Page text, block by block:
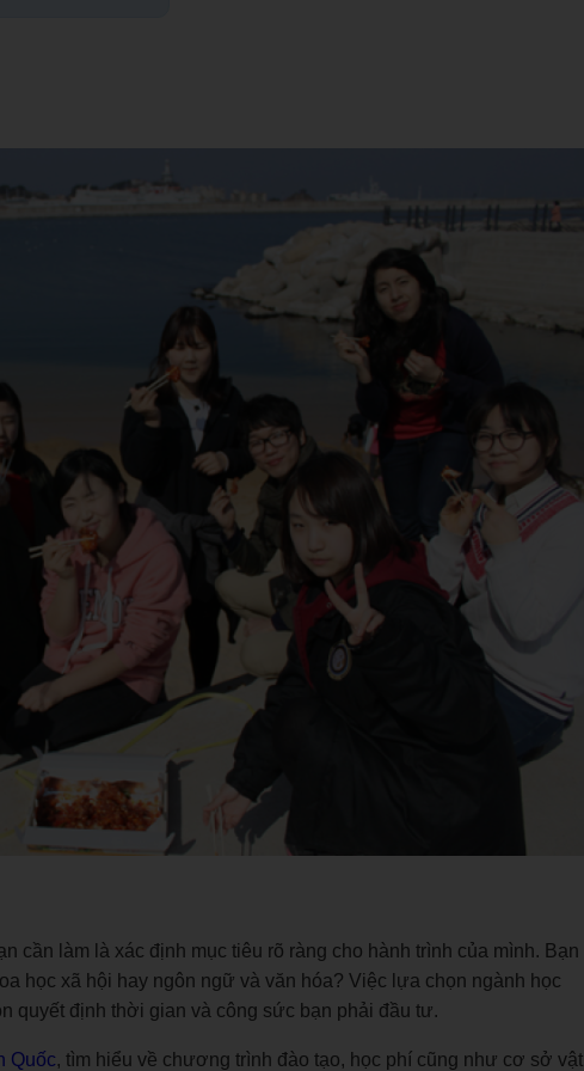
cần làm là xác định mục tiêu rõ ràng cho hành trình của mình. Bạn
học xã hội hay ngôn ngữ và văn hóa? Việc lựa chọn ngành học
quyết định thời gian và công sức bạn phải đầu tư.
Quốc, tìm hiểu về chương trình đào tạo, học phí cũng như cơ sở vật